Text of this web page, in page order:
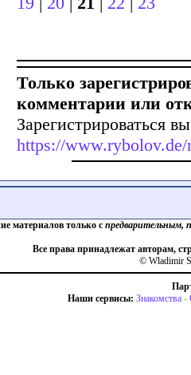
Только
комментарии или
Зарегистрироваться
https://www.rybolov.de/
материалов только с предварительным,
Все права принадлежат авторам,
© Wladimir
Наши сервисы: Знакомства -